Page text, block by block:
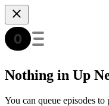
Nothing in Up
You can queue episodes